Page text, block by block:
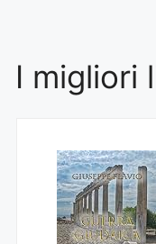
I migliori